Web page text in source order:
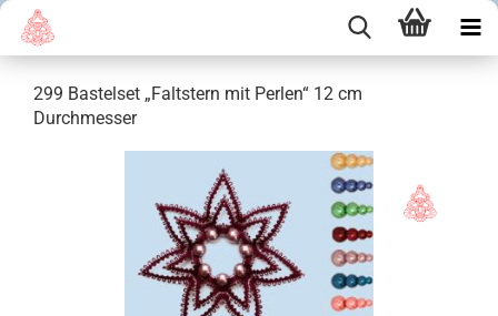
299 Bastelset „Faltstern mit Perlen“ 12 cm
Durchmesser